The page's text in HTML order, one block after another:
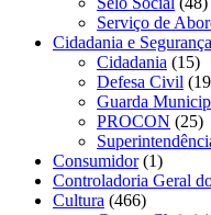
Serviço de
Cidadania e
Cidadania (15)
Defesa Civil
Guarda
PROCON (25)
Consumidor(1)
Controladoria Geral
Cultura (466)